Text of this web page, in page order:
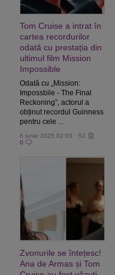
Tom Cruise a intrat în
cartea recordurilor
odată cu prestația din
ultimul film Mission
Impossible
Odată cu „Mission:
Impossbile - The Final
Reckoning”, actorul a
obținut recordul Guinness
pentru cele ...
6 iunie 2025 02:03
52
0
Zvonurile se întețesc!
Ana de Armas și Tom